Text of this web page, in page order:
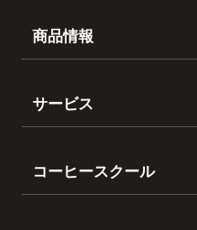
商品情報
サービス
コーヒースクール